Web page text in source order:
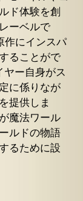
ド体験を創
ーベルで
作にインスパ
ることがで
ヤー自身がス
に係りなが
提供しま
魔法ワール
ルドの物語
るために設